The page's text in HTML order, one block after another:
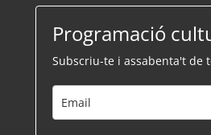
Programació
Subscriu-te i assabenta't de